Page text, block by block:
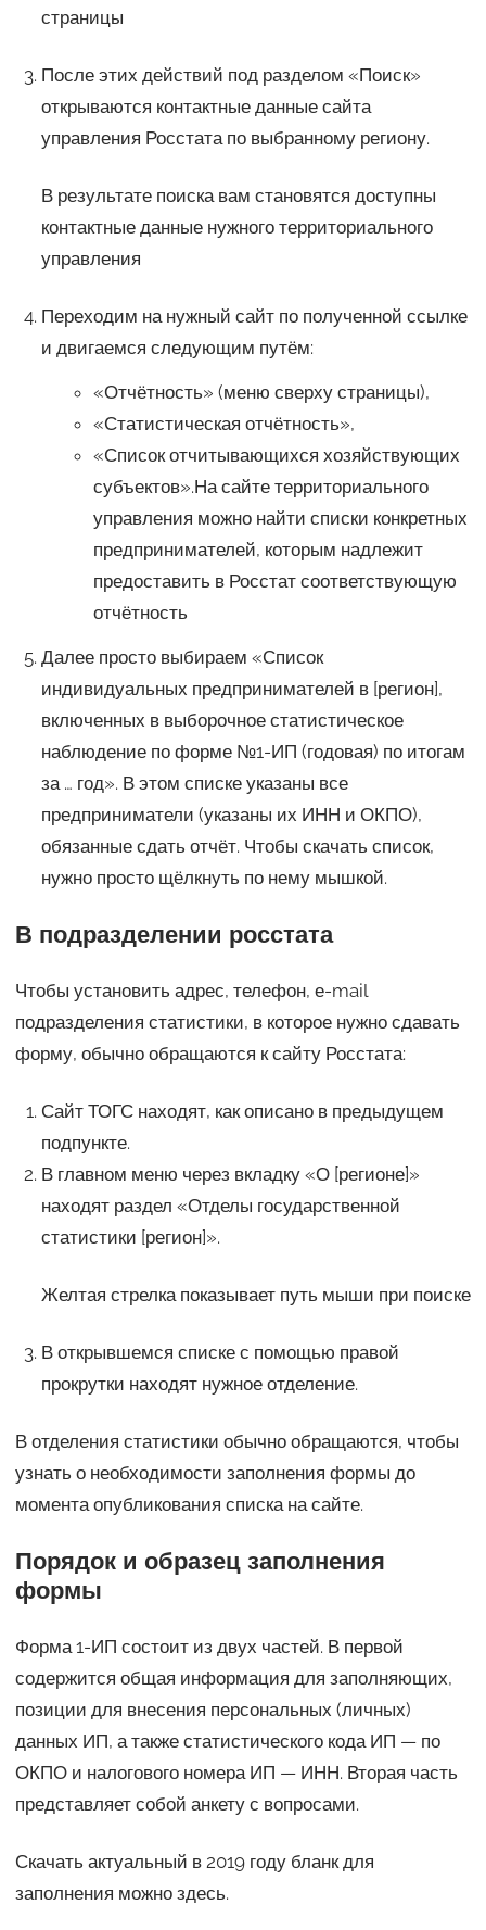
страницы
После этих действий под разделом «Поиск»
открываются контактные данные сайта
управления Росстата по выбранному региону.
В результате поиска вам становятся доступны
контактные данные нужного территориального
управления
Переходим на нужный сайт по полученной ссылке
и двигаемся следующим путём:
«Отчётность» (меню сверху страницы),
«Статистическая отчётность»,
«Список отчитывающихся хозяйствующих
субъектов».На сайте территориального
управления можно найти списки конкретных
предпринимателей, которым надлежит
предоставить в Росстат соответствующую
отчётность
Далее просто выбираем «Список
индивидуальных предпринимателей в [регион],
включенных в выборочное статистическое
наблюдение по форме №1-ИП (годовая) по итогам
за … год». В этом списке указаны все
предприниматели (указаны их ИНН и ОКПО),
обязанные сдать отчёт. Чтобы скачать список,
нужно просто щёлкнуть по нему мышкой.
В подразделении росстата
Чтобы установить адрес, телефон, е-mail
подразделения статистики, в которое нужно сдавать
форму, обычно обращаются к сайту Росстата:
Сайт ТОГС находят, как описано в предыдущем
подпункте.
В главном меню через вкладку «О [регионе]»
находят раздел «Отделы государственной
статистики [регион]».
Желтая стрелка показывает путь мыши при поиске
В открывшемся списке с помощью правой
прокрутки находят нужное отделение.
В отделения статистики обычно обращаются, чтобы
узнать о необходимости заполнения формы до
момента опубликования списка на сайте.
Порядок и образец заполнения
формы
Форма 1-ИП состоит из двух частей. В первой
содержится общая информация для заполняющих,
позиции для внесения персональных (личных)
данных ИП, а также статистического кода ИП — по
ОКПО и налогового номера ИП — ИНН. Вторая часть
представляет собой анкету с вопросами.
Скачать актуальный в 2019 году бланк для
заполнения можно здесь.